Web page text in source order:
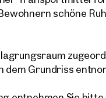
schöne
dem Grundriss